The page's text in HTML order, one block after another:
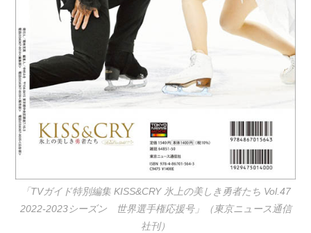
「TVガイド特別編集 KISS&CRY 氷上の美しき勇者たち Vol.47
2022-2023シーズン 世界選手権応援号」（東京ニュース通信
社刊）